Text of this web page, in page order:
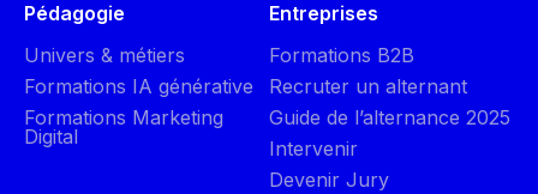
Pédagogie
Univers & métiers
Formations IA générative
Formations Marketing
Digital
Entreprises
Formations B2B
Recruter un alternant
Guide de l’alternance 2025
Intervenir
Devenir Jury